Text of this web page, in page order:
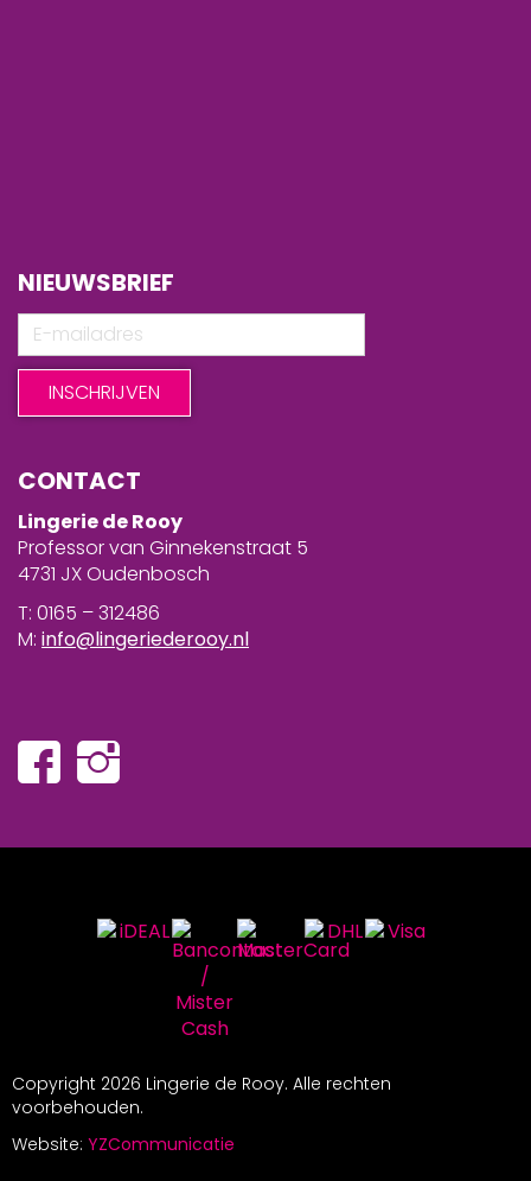
NIEUWSBRIEF
CONTACT
Lingerie de Rooy
Professor van Ginnekenstraat 5
4731 JX Oudenbosch
T: 0165 – 312486
M: info@lingeriederooy.nl
Copyright 2026 Lingerie de Rooy. Alle rechten
voorbehouden.
Website: YZCommunicatie